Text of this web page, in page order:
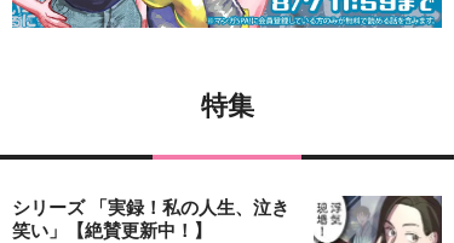
特集
シリーズ 「実録！私の人生、泣き
笑い」【絶賛更新中！】